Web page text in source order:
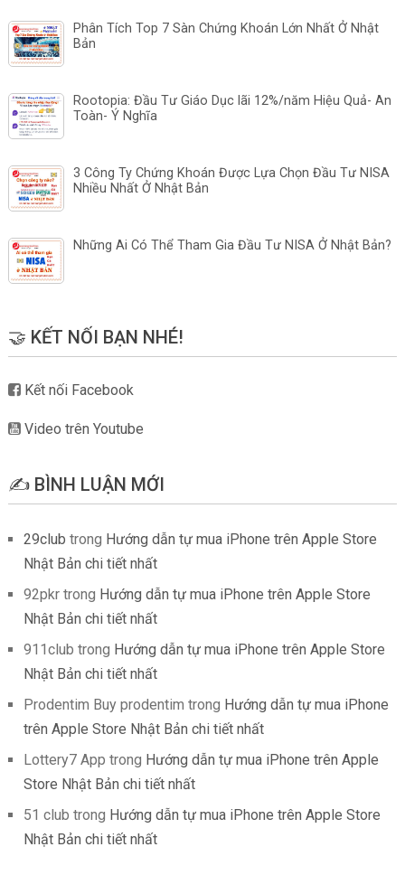
Phân Tích Top 7 Sàn Chứng Khoán Lớn Nhất Ở Nhật
Bản
Rootopia: Đầu Tư Giáo Dục lãi 12%/năm Hiệu Quả- An
Toàn- Ý Nghĩa
3 Công Ty Chứng Khoán Được Lựa Chọn Đầu Tư NISA
Nhiều Nhất Ở Nhật Bản
Những Ai Có Thể Tham Gia Đầu Tư NISA Ở Nhật Bản?
🤝 KẾT NỐI BẠN NHÉ!
Kết nối Facebook
Video trên Youtube
✍️ BÌNH LUẬN MỚI
29club trong Hướng dẫn tự mua iPhone trên Apple Store
Nhật Bản chi tiết nhất
92pkrtrong Hướng dẫn tự mua iPhone trên Apple Store
Nhật Bản chi tiết nhất
911club trong Hướng dẫn tự mua iPhone trên Apple Store
Nhật Bản chi tiết nhất
Prodentim Buy prodentim trong Hướng dẫn tự mua iPhone
trên Apple Store Nhật Bản chi tiết nhất
Lottery7 App trong Hướng dẫn tự mua iPhone trên Apple
Store Nhật Bản chi tiết nhất
51 club trong Hướng dẫn tự mua iPhone trên Apple Store
Nhật Bản chi tiết nhất